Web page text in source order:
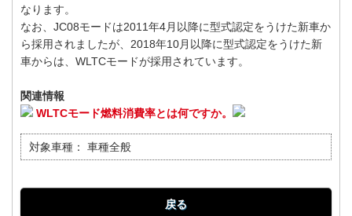
なります。
なお、JC08モードは2011年4月以降に型式認定をうけた新車か
ら採用されましたが、2018年10月以降に型式認定をうけた新
車からは、WLTCモードが採用されています。
関連情報
WLTCモード燃料消費率とは何ですか。
対象車種： 車種全般
戻る